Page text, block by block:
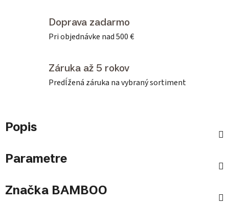
Doprava zadarmo
Pri objednávke nad 500 €
Záruka až 5 rokov
Predĺžená záruka na vybraný sortiment
Popis
Parametre
Značka BAMBOO